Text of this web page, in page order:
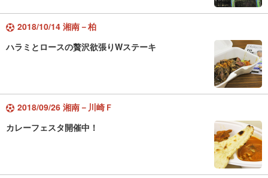
2018/10/14 湘南－柏
ハラミとロースの贅沢欲張りWステーキ
2018/09/26 湘南－川崎Ｆ
カレーフェスタ開催中！